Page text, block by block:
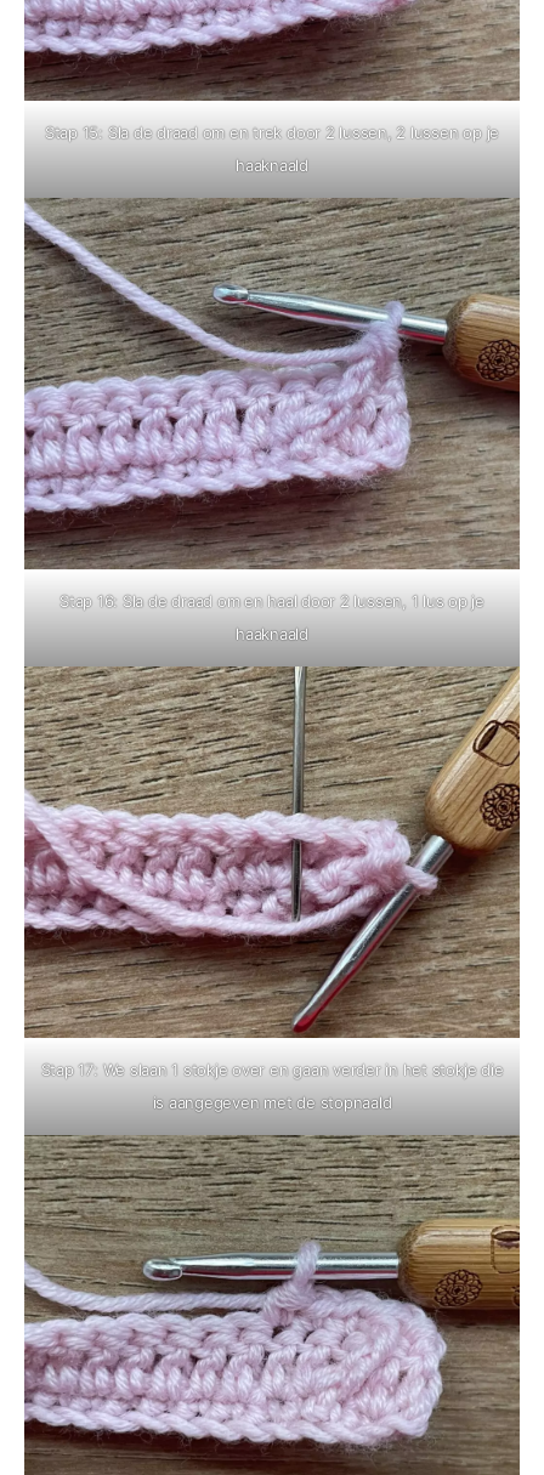
Stap 15: Sla de draad om en trek door 2 lussen, 2 lussen op je
haaknaald
Stap 16: Sla de draad om en haal door 2 lussen, 1 lus op je
haaknaald
Stap 17: We slaan 1 stokje over en gaan verder in het stokje die
is aangegeven met de stopnaald